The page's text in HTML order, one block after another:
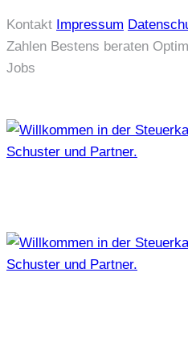
Kontakt Impressum
Zahlen Bestens beraten
Jobs
springen